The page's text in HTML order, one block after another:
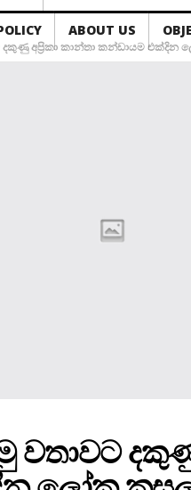
ABOUT US
දකුණු අප්‍රිකා කාන්තා කන්ඩායම
වතාවට